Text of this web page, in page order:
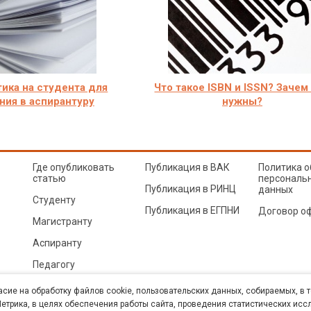
на студента для
в аспирантуру
Что такое ISBN и ISSN?
нужны?
Где опубликовать
статью
Студенту
Магистранту
Аспиранту
Педагогу
Публикация в ВАК
Публикация в РИНЦ
Публикация в ЕГПНИ
Политика
данных
Договор
Карта сайта
на обработку файлов cookie, пользовательских данных, собираемых, в
в целях обеспечения работы сайта, проведения статистических